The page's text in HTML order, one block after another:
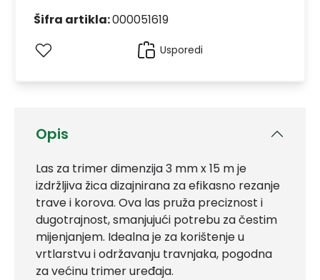
Opis
Las za trimer dimenzija 3 mm x 15 m je
izdržljiva žica dizajnirana za efikasno rezanje
trave i korova. Ova las pruža preciznost i
dugotrajnost, smanjujući potrebu za čestim
mijenjanjem. Idealna je za korištenje u
vrtlarstvu i održavanju travnjaka, pogodna
za većinu trimer uređaja.
Šifra artikla:000051619
Usporedi